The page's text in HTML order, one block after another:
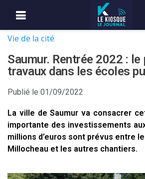
Vie de la cité
Saumur. Rentrée 2022 :
travaux dans les écoles
Publié le 01/09/2022
La ville de Saumur va consacrer
importante des investissements
millions d’euros sont prévus entre
Millocheau et les autres chantiers.